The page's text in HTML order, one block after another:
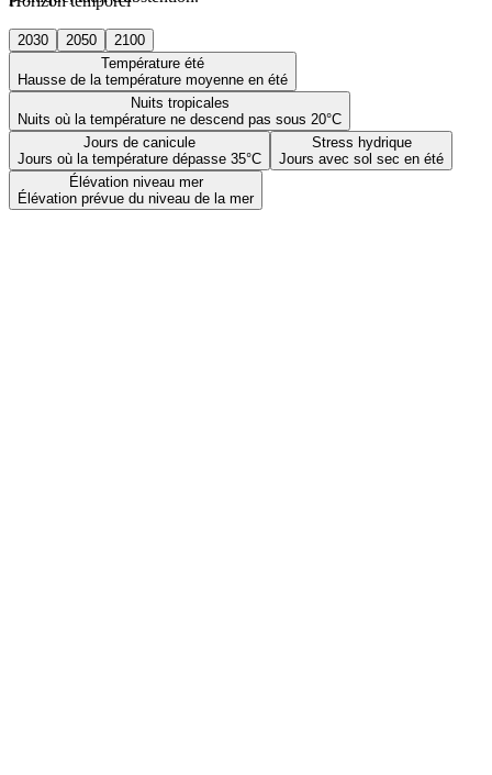
2030 2050
2100
Température été
Hausse de la température moyenne en été
Nuits tropicales
Nuits où la température ne descend pas sous 20°C
Jours de canicule
Jours où la température dépasse 35°C
Stress hydrique
Jours avec sol sec en été
Élévation niveau mer
Élévation prévue du niveau de la mer